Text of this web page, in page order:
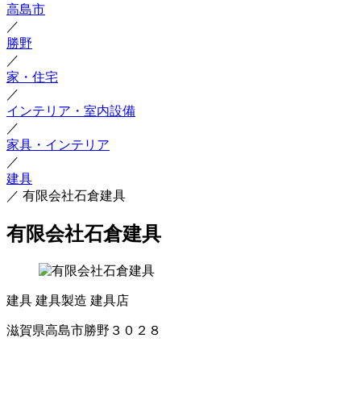
高島市
／
勝野
／
家・住宅
／
インテリア・室内設備
／
家具・インテリア
／
建具
／ 有限会社石倉建具
有限会社石倉建具
建具 建具製造 建具店
滋賀県高島市勝野３０２８